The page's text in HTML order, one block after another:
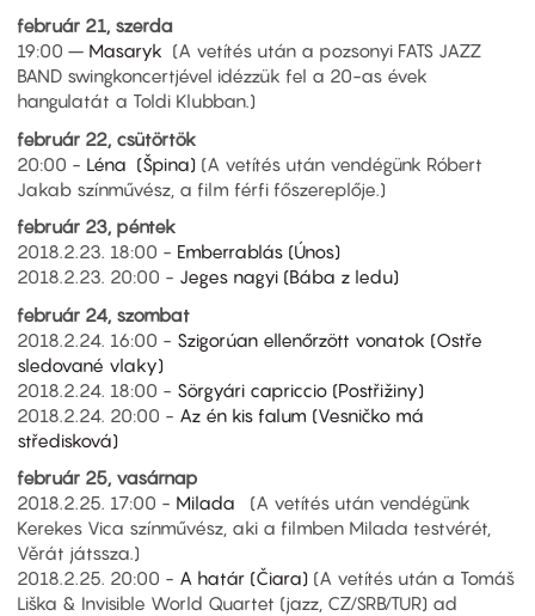
február 21, szerda
19:00 – Masaryk (A vetítés után a pozsonyi FATS JAZZ
BAND swingkoncertjével idézzük fel a 20-as évek
hangulatát a Toldi Klubban.)
február 22, csütörtök
20:00 - Léna (Špina) (A vetítés után vendégünk Róbert
Jakab színművész, a film férfi főszereplője.)
február 23, péntek
2018.2.23. 18:00 - Emberrablás (Únos)
2018.2.23. 20:00 - Jeges nagyi (Bába z ledu)
február 24, szombat
2018.2.24. 16:00 - Szigorúan ellenőrzött vonatok (Ostře
sledované vlaky)
2018.2.24. 18:00 - Sörgyári capriccio (Postřižiny)
2018.2.24. 20:00 - Az én kis falum (Vesničko má
středisková)
február 25, vasárnap
2018.2.25. 17:00 - Milada
(A vetítés után vendégünk
Kerekes Vica színművész, aki a filmben Milada testvérét,
Věrát játssza.)
2018.2.25. 20:00 - A határ (Čiara) (A vetítés után a Tomáš
Liška & Invisible World Quartet (jazz, CZ/SRB/TUR) ad